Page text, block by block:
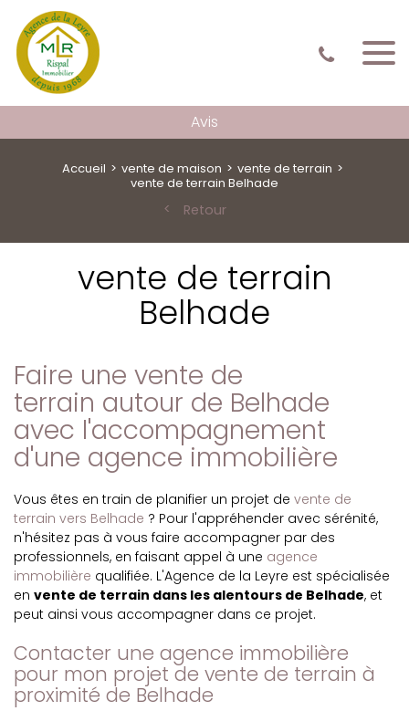
Avis
Accueil vente de maison
vente de terrain
vente de terrain Belhade
Retour
vente de terrain
Belhade
Faire une vente de
terrain autour de Belhade
avec l'accompagnement
d'une agence immobilière
Vous êtes en train de planifier un projet de vente de
terrain vers Belhade ? Pour l'appréhender avec sérénité,
n'hésitez pas à vous faire accompagner par des
professionnels, en faisant appel à une agence
immobilière qualifiée. L'Agence de la Leyre est spécialisée
en vente de terrain dans les alentours de Belhade, et
peut ainsi vous accompagner dans ce projet.
Contacter une agence immobilière
pour mon projet de vente de terrain à
proximité de Belhade